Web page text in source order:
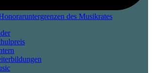
des Musikrates